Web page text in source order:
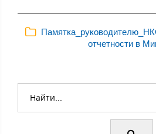
отчетности в